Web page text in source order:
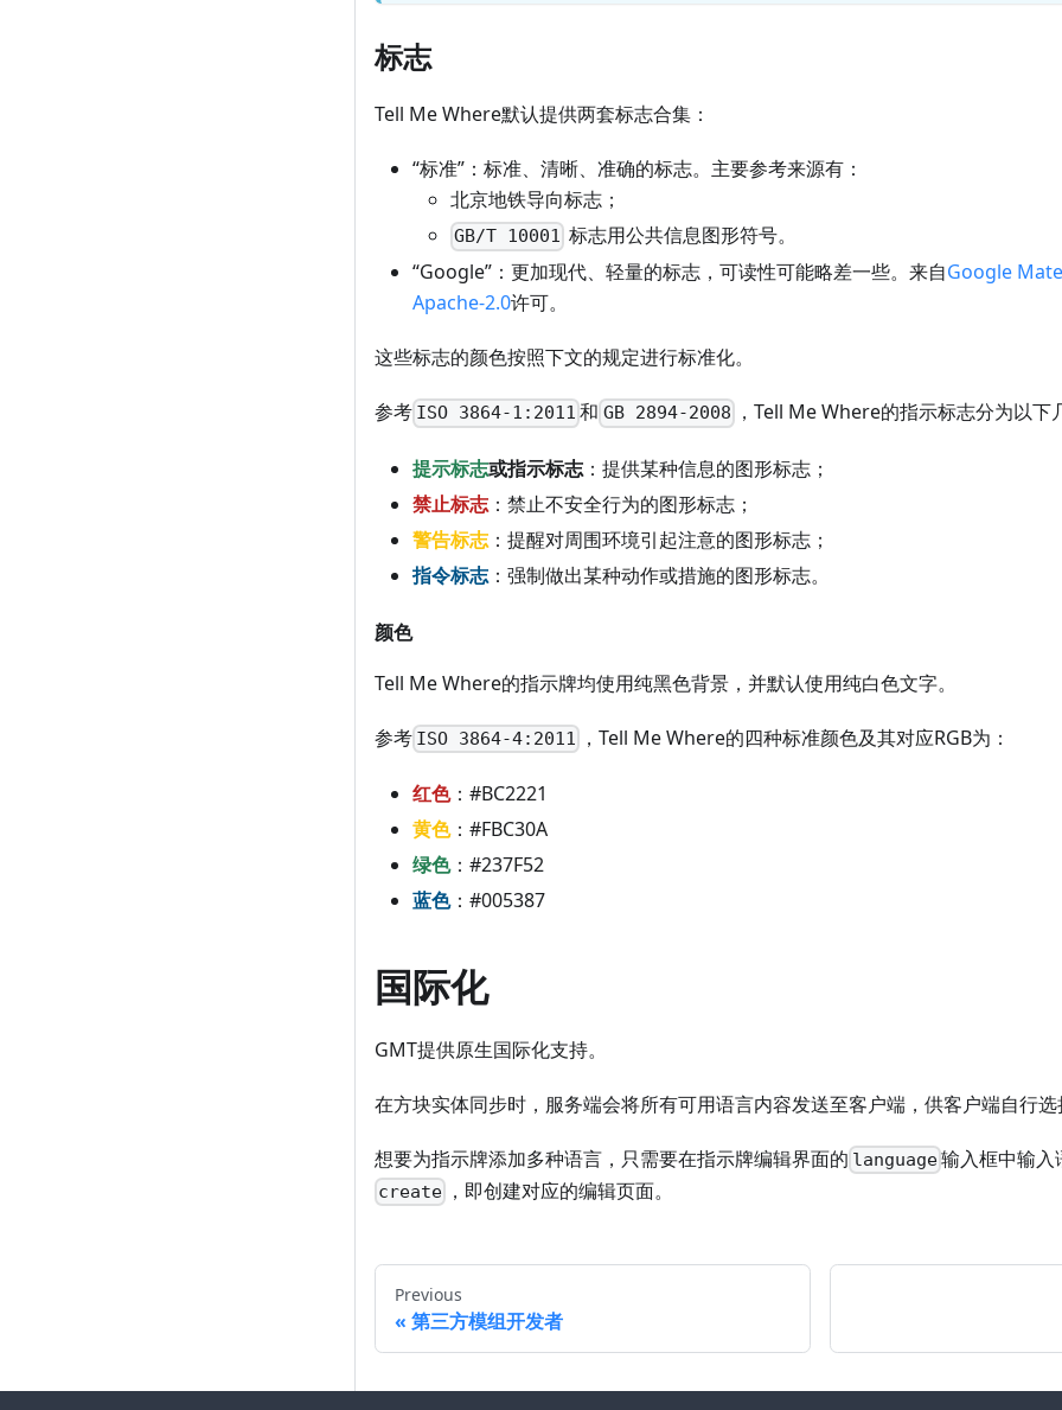
标志
Tell Me Where默认提供两套标志合集：
“标准”：标准、清晰、准确的标志。主要参考来源有：
北京地铁导向标志；
GB/T 10001 标志用公共信息图形符号。
“Google”：更加现代、轻量的标志，可读性可能略差一些。来自Google
Apache-2.0许可。
这些标志的颜色按照下文的规定进行标准化。
参考 ISO 3864-1:2011 和 GB 2894-2008 ，Tell Me Where的指示标志分为以下
提示标志或指示标志：提供某种信息的图形标志；
禁止标志：禁止不安全行为的图形标志；
警告标志：提醒对周围环境引起注意的图形标志；
指令标志：强制做出某种动作或措施的图形标志。
颜色
Tell Me Where的指示牌均使用纯黑色背景，并默认使用纯白色文字。
参考 ISO 3864-4:2011 ，Tell Me Where的四种标准颜色及其对应RGB为：
红色：#BC2221
黄色：#FBC30A
绿色：#237F52
蓝色：#005387
国际化
GMT提供原生国际化支持。
在方块实体同步时，服务端会将所有可用语言内容发送至客户端，供客户端自行
想要为指示牌添加多种语言，只需要在指示牌编辑界面的 language输入框中输
create ，即创建对应的编辑页面。
Previous
第三方模组开发者